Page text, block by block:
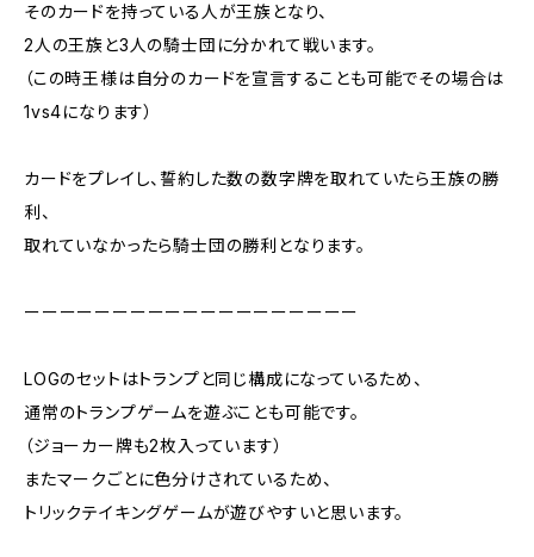
そのカードを持っている人が王族となり、
2人の王族と3人の騎士団に分かれて戦います。
（この時王様は自分のカードを宣言することも可能でその場合は
1vs4になります）
カードをプレイし、誓約した数の数字牌を取れていたら王族の勝
利、
取れていなかったら騎士団の勝利となります。
ーーーーーーーーーーーーーーーーーーー
LOGのセットはトランプと同じ構成になっているため、
通常のトランプゲームを遊ぶことも可能です。
（ジョーカー牌も2枚入っています）
またマークごとに色分けされているため、
トリックテイキングゲームが遊びやすいと思います。